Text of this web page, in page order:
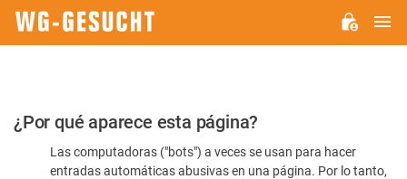
Por
favor,
confirme
¿Por qué aparece esta página?
Las computadoras ("bots") a veces se usan para hacer
entradas automáticas abusivas en una página. Por lo tanto,